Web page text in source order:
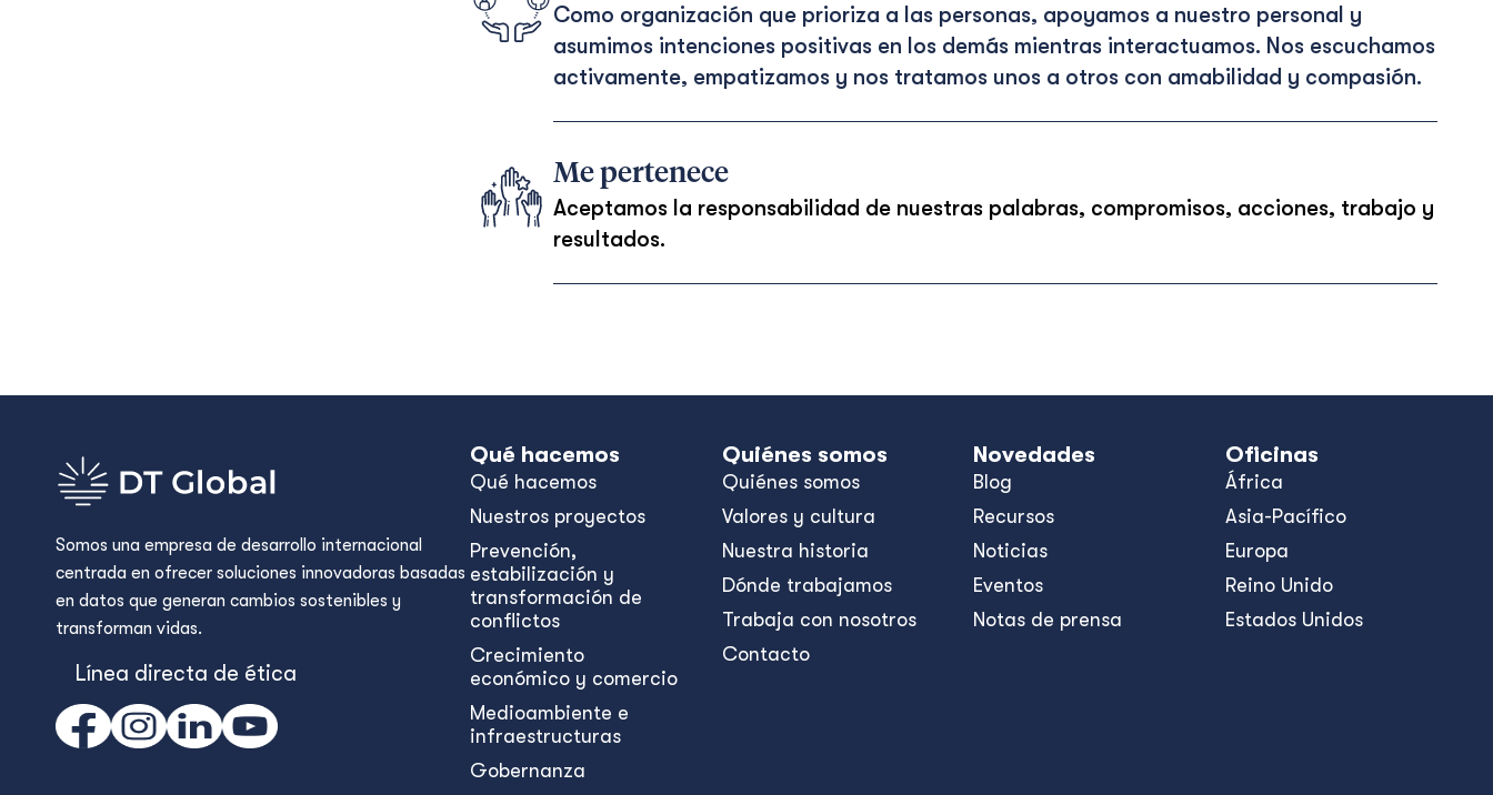
Como organización que prioriza a las personas, apoyamos a nuestro personal y
asumimos intenciones positivas en los demás mientras interactuamos. Nos escuchamos
activamente, empatizamos y nos tratamos unos a otros con amabilidad y compasión.
Me pertenece
Aceptamos la responsabilidad de nuestras palabras, compromisos, acciones, trabajo y
resultados.
Somos una empresa de desarrollo internacional
centrada en ofrecer soluciones innovadoras basadas
en datos que generan cambios sostenibles y
transforman vidas.
Línea directa de ética
Qué hacemos
Qué hacemos
Nuestros proyectos
Prevención,
estabilización y
transformación de
conflictos
Crecimiento
económico y comercio
Medioambiente e
infraestructuras
Gobernanza
Quiénes somos
Quiénes somos
Valores y cultura
Nuestra historia
Dónde trabajamos
Trabaja con nosotros
Contacto
Novedades
Blog
Recursos
Noticias
Eventos
Notas de prensa
Oficinas
África
Asia-Pacífico
Europa
Reino Unido
Estados Unidos